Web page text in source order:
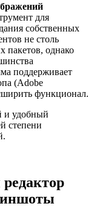
для
собственных
не столь
пакетов, однако
поддерживает
(Adobe
функционал.
и удобный
степени